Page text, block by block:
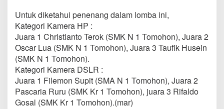
Untuk diketahui penenang dalam lomba ini,
Kategori Kamera HP :
Juara 1 Christianto Terok (SMK N 1 Tomohon), Juara 2
Oscar Lua (SMK N 1 Tomohon), Juara 3 Taufik Husein
(SMK N 1 Tomohon).
Kategori Kamera DSLR :
Juara 1 Filemon Supit (SMA N 1 Tomohon), Juara 2
Pascaria Ruru (SMK Kr 1 Tomohon), juara 3 Rifaldo
Gosal (SMK Kr 1 Tomohon).(mar)